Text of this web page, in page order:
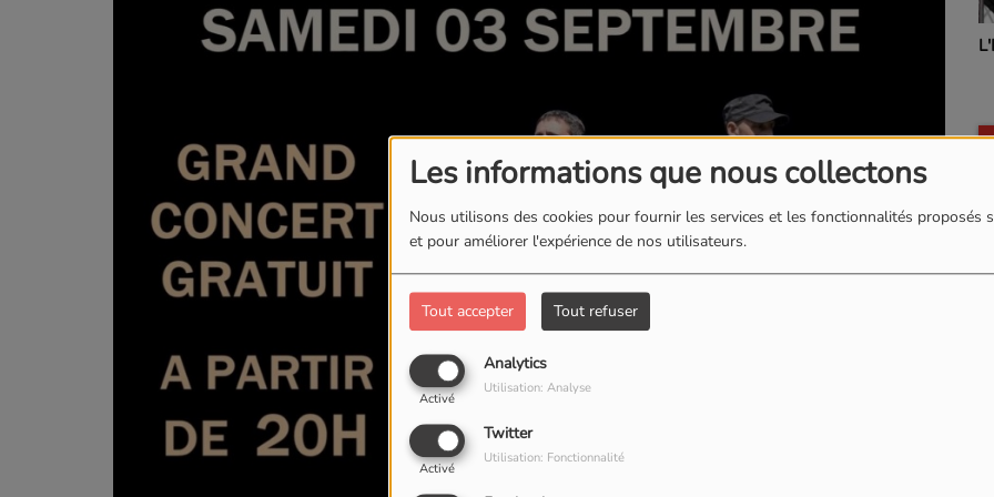
Les informations que nous collectons
Nous utilisons des cookies pour fournir les services et les fonctionnalités proposés
et pour améliorer l'expérience de nos utilisateurs.
Tout accepter Tout refuser
Analytics
Activé
Utilisation: Analyse
Twitter
Activé
Utilisation: Fonctionnalité